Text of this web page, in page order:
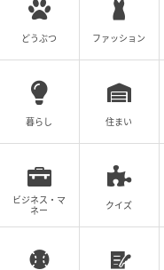
途中の約分で5×5が
す。
このように考えれば
け合わせたりする計
5^3÷5^2は5^1に変形
どうぶつ ファッション
暮らし 住まい
ビジネス・マ
ネー
クイズ